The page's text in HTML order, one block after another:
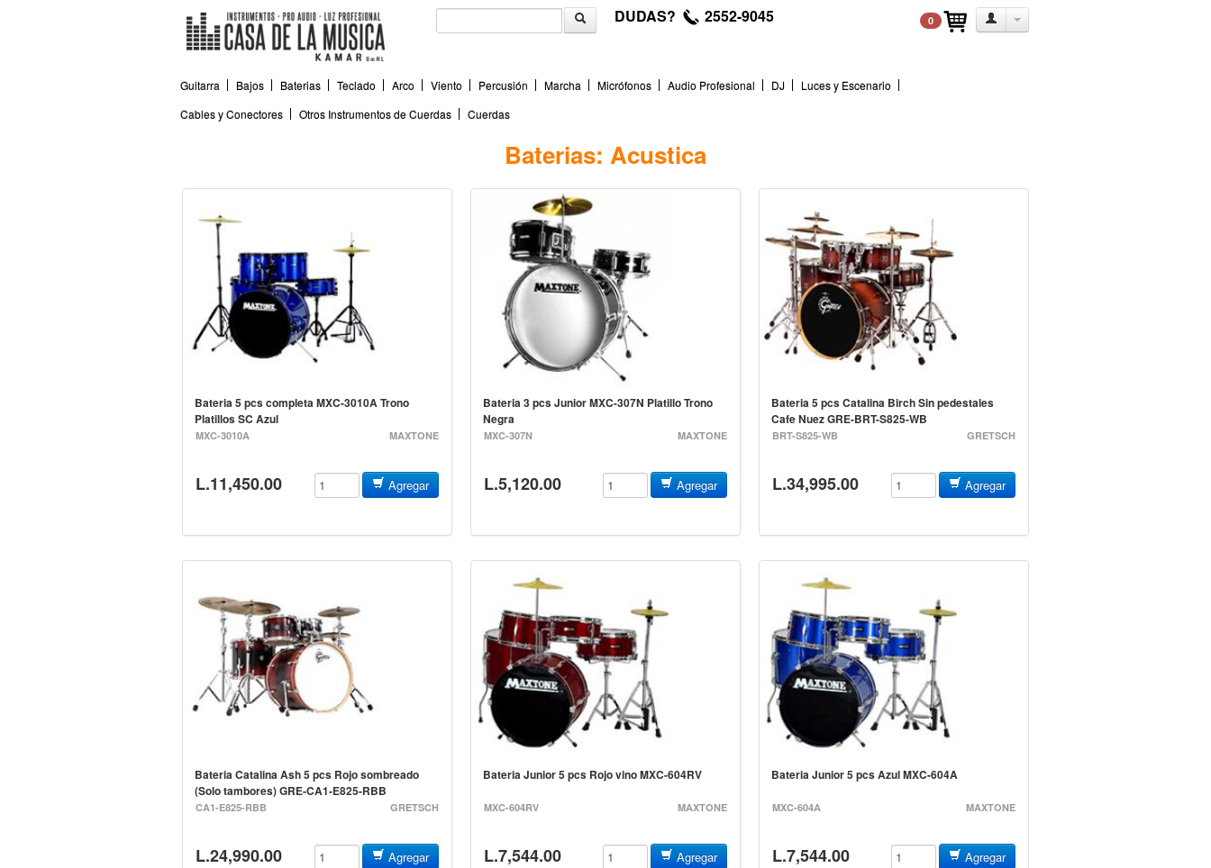
DUDAS? 2552-9045 0
Guitarra Bajos Baterias Teclado Arco Viento Percusión Marcha Micrófonos Audio Profesional DJ
Luces y Escenario
Cables y Conectores
Otros Instrumentos de Cuerdas Cuerdas
Baterias: Acustica
Bateria 5 pcs completa MXC-3010A Trono
Platillos SC Azul
MXC-3010A MAXTONE
L.11,450.00 Agregar
Bateria 3 pcs Junior MXC-307N Platillo Trono
Negra
MXC-307N MAXTONE
L.5,120.00 Agregar
Bateria 5 pcs Catalina Birch Sin pedestales
Cafe Nuez GRE-BRT-S825-WB
BRT-S825-WB GRETSCH
L.34,995.00 Agregar
Bateria Catalina Ash 5 pcs Rojo sombreado
(Solo tambores) GRE-CA1-E825-RBB
CA1-E825-RBB GRETSCH
L.24,990.00 Agregar
Bateria Junior 5 pcs Rojo vino MXC-604RV
MXC-604RV MAXTONE
L.7,544.00 Agregar
Bateria Junior 5 pcs Azul MXC-604A
MXC-604A MAXTONE
L.7,544.00 Agregar